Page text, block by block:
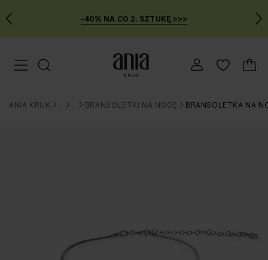
Przejdź
do
MENU
-40% NA CO 2. SZTUKĘ >>>
Menu mobilne
ANIA KRUK
>
BIŻUTERIA
>
BRANSOLETKI
>
BRANSOLETKI NA NOGĘ
>
BRANSOLETKA NA